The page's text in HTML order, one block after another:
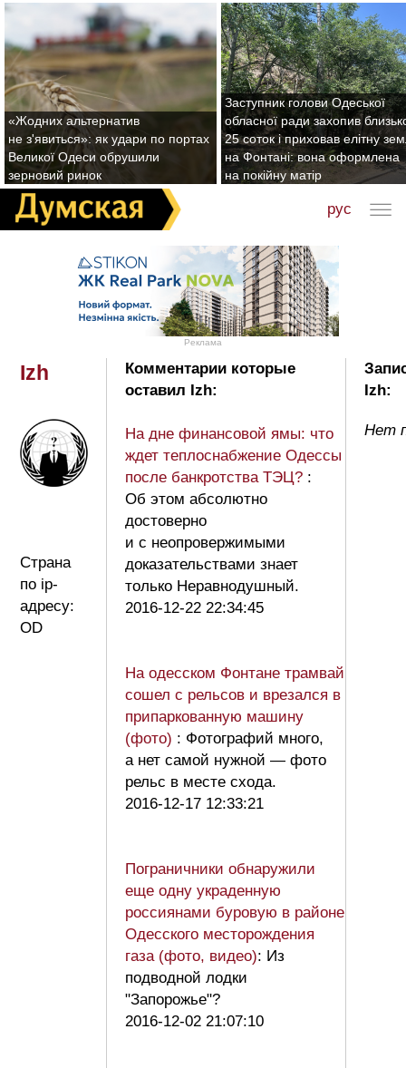
«Жодних альтернатив
не з'явиться»: як удари по портах
Великої Одеси обрушили
зерновий ринок
Заступник голови Одеської
обласної ради захопив
25 соток і приховав елітну
на Фонтані: вона оформлена
на покійну матір
рус
Реклама
Izh
Страна
по ip-
адресу:
OD
Комментарии которые
оставил Izh:
На дне финансовой ямы: что
ждет теплоснабжение Одессы
после банкротства ТЭЦ? :
Об этом абсолютно
достоверно
и с неопровержимыми
доказательствами знает
только Неравнодушный.
2016-12-22 22:34:45
На одесском Фонтане трамвай
сошел с рельсов и врезался в
припаркованную машину
(фото) : Фотографий много,
а нет самой нужной — фото
рельс в месте схода.
2016-12-17 12:33:21
Пограничники обнаружили
еще одну украденную
россиянами буровую в районе
Одесского месторождения
газа (фото, видео): Из
подводной лодки
"Запорожье"?
2016-12-02 21:07:10
Izh:
Нет